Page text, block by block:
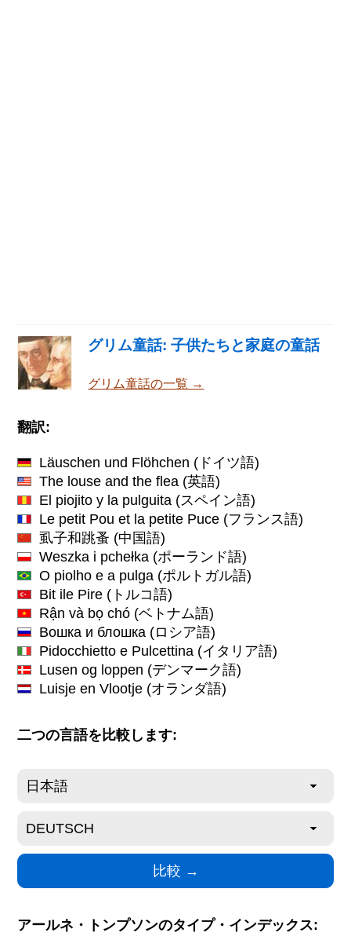
グリム童話: 子供たちと家庭の童話
グリム童話の一覧 →
翻訳:
Läuschen und Flöhchen (ドイツ語)
The louse and the flea (英語)
El piojito y la pulguita (スペイン語)
Le petit Pou et la petite Puce (フランス語)
虱子和跳蚤 (中国語)
Weszka i pchełka (ポーランド語)
O piolho e a pulga (ポルトガル語)
Bit ile Pire (トルコ語)
Rận và bọ chó (ベトナム語)
Вошка и блошка (ロシア語)
Pidocchietto e Pulcettina (イタリア語)
Lusen og loppen (デンマーク語)
Luisje en Vlootje (オランダ語)
二つの言語を比較します:
アールネ・トンプソンのタイプ・インデックス: